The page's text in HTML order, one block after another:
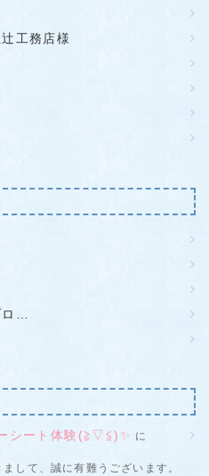
工務店様
…
シート体験(≧▽≦)✨ に
して、誠に有難うございます。